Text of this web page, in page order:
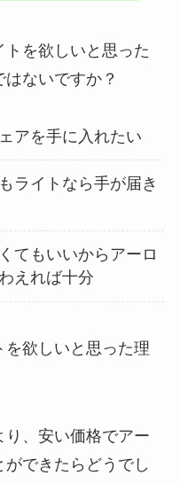
を欲しいと思った
ないですか？
アを手に入れたい
ライトなら手が届き
てもいいからアーロ
えれば十分
欲しいと思った理
、安い価格でアー
できたらどうでし